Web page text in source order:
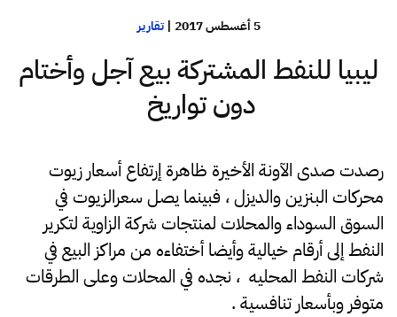
5 أغسطس 2017 |تقارير
ليبيا للنفط المشتركة بيع آجل وأختام
دون تواريخ
رصدت صدى الآونة الأخيرة ظاهرة إرتفاع أسعار زيوت
محركات البنزين والديزل ، فبينما يصل سعرالزيوت في
السوق السوداء والمحلات لمنتجات شركة الزاوية لتكرير
النفط إلى أرقام خيالية وأيضا أختفاءه من مراكز البيع في
شركات النفط المحليه ، نجده في المحلات وعلى الطرقات
متوفر وبأسعار تنافسية .